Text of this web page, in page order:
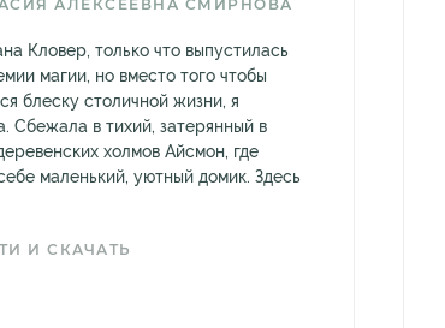
АЛЕКСЕЕВНА СМИРНОВА
Кловер, только что выпустилась
магии, но вместо того чтобы
блеску столичной жизни, я
Сбежала в тихий, затерянный в
холмов Айсмон, где
маленький, уютный домик. Здесь
И СКАЧАТЬ